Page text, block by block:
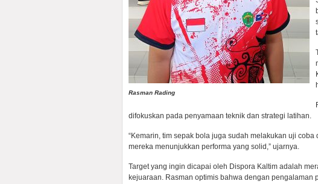
Rasman Rading
difokuskan pada penyamaan teknik dan strategi latihan.
“Kemarin, tim sepak bola juga sudah melakukan uji
mereka menunjukkan performa yang solid,” ujarnya.
Target yang ingin dicapai oleh Dispora Kaltim adalah
kejuaraan. Rasman optimis bahwa dengan